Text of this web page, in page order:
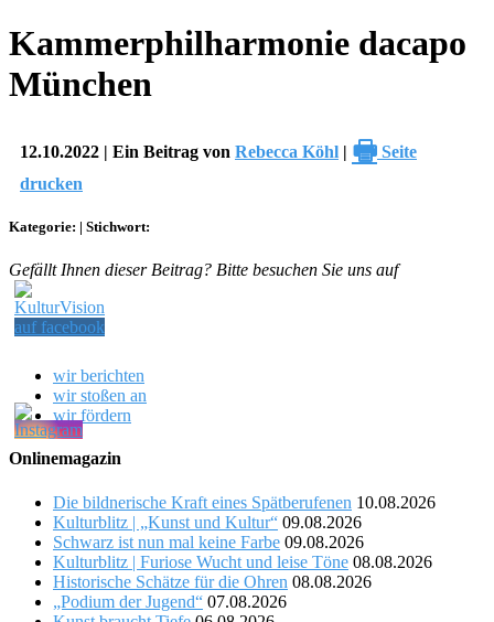
Kammerphilharmonie dacapo
München
12.10.2022 | Ein Beitrag von Rebecca Köhl | 🖶 Seite
drucken
Kategorie: | Stichwort:
Gefällt Ihnen dieser Beitrag? Bitte besuchen Sie uns auf
wir berichten
wir stoßen an
wir fördern
Onlinemagazin
Die bildnerische Kraft eines Spätberufenen 10.08.2026
Kulturblitz | „Kunst und Kultur“ 09.08.2026
Schwarz ist nun mal keine Farbe 09.08.2026
Kulturblitz | Furiose Wucht und leise Töne 08.08.2026
Historische Schätze für die Ohren 08.08.2026
„Podium der Jugend“ 07.08.2026